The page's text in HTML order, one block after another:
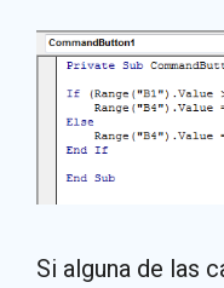
Si alguna de las